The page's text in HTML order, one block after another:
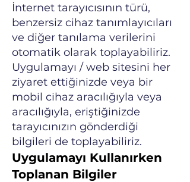
İnternet tarayıcısının türü,
benzersiz cihaz tanımlayıcıları
ve diğer tanılama verilerini
otomatik olarak toplayabiliriz.
Uygulamayı / web sitesini her
ziyaret ettiğinizde veya bir
mobil cihaz aracılığıyla veya
aracılığıyla, eriştiğinizde
tarayıcınızın gönderdiği
bilgileri de toplayabiliriz.
Uygulamayı Kullanırken
Toplanan Bilgiler